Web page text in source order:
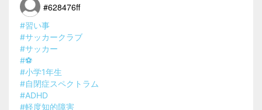
#628476ff
#習い事
#サッカークラブ
#サッカー
#⚽️
#小学1年生
#自閉症スペクトラム
#ADHD
#軽度知的障害